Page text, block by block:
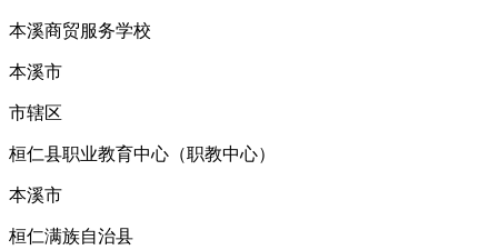
本溪商贸服务学校
本溪市
市辖区
桓仁县职业教育中心（职教中心）
本溪市
桓仁满族自治县